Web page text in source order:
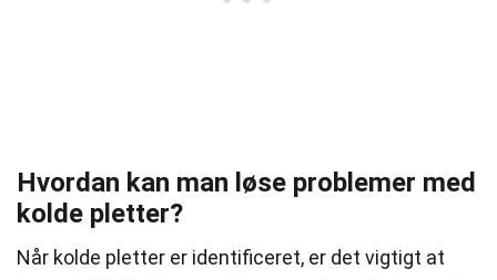
Hvordan kan man løse problemer med
kolde pletter?
Når kolde pletter er identificeret, er det vigtigt at